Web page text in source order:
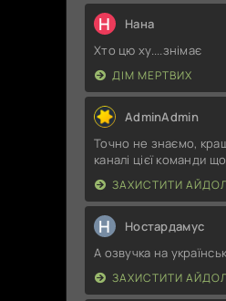
Н Нана
Хто цю ху....знімає
ДІМ МЕРТВИХ
AdminAdmin
Точно не знаємо,
каналі цієї команди
ЗАХИСТИТИ
Н Ностардамус
А озвучка на
ЗАХИСТИТИ